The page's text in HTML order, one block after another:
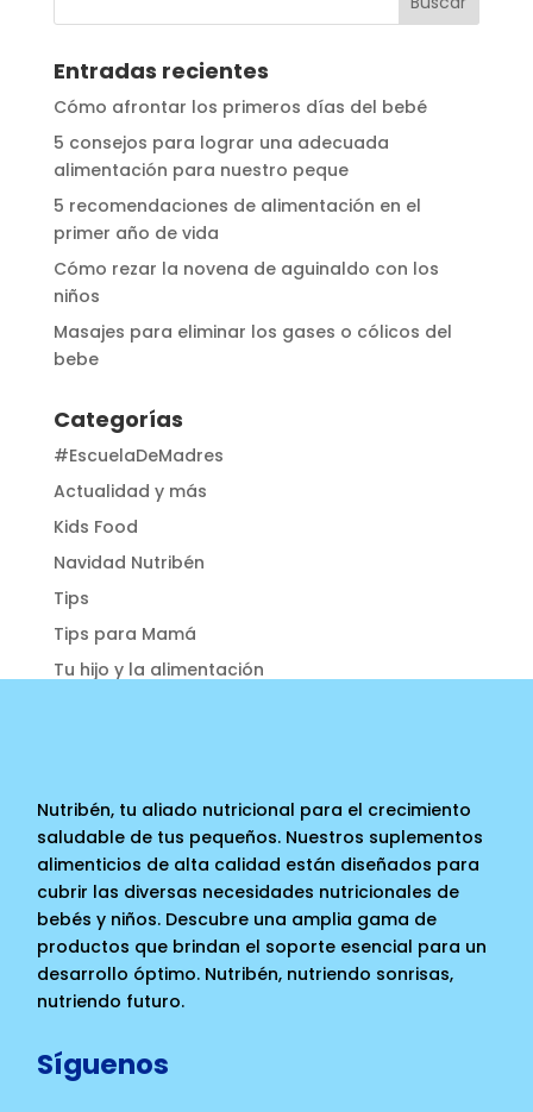
Entradas recientes
Cómo afrontar los primeros días del bebé
5 consejos para lograr una adecuada
alimentación para nuestro peque
5 recomendaciones de alimentación en el
primer año de vida
Cómo rezar la novena de aguinaldo con los
niños
Masajes para eliminar los gases o cólicos del
bebe
Categorías
#EscuelaDeMadres
Actualidad y más
Kids Food
Navidad Nutribén
Tips
Tips para Mamá
Tu hijo y la alimentación
Nutribén, tu aliado nutricional para el crecimiento
saludable de tus pequeños. Nuestros suplementos
alimenticios de alta calidad están diseñados para
cubrir las diversas necesidades nutricionales de
bebés y niños. Descubre una amplia gama de
productos que brindan el soporte esencial para un
desarrollo óptimo. Nutribén, nutriendo sonrisas,
nutriendo futuro.
Síguenos